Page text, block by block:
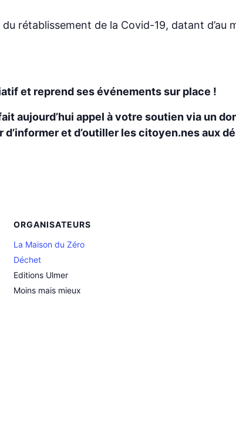
rétablissement de la Covid-19, datant d’au
et reprend ses événements sur place !
aujourd’hui appel à votre soutien via un
et d’outiller les citoyen.nes aux
ORGANISATEURS
La Maison du Zéro
Déchet
Editions Ulmer
Moins mais mieux